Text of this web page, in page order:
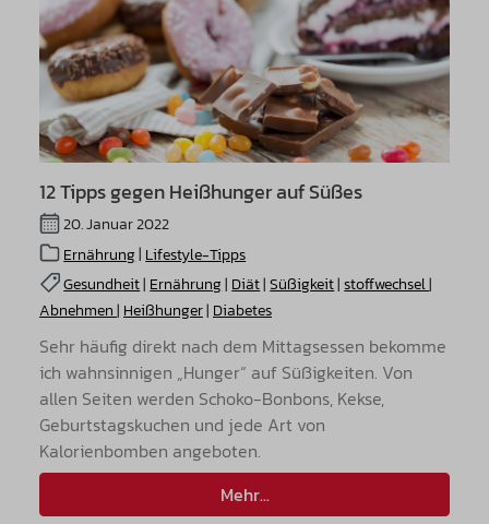
12 Tipps gegen Heißhunger auf Süßes
20. Januar 2022
Ernährung| Lifestyle-Tipps
Gesundheit| Ernährung| Diät|Süßigkeit|stoffwechsel|
Abnehmen| Heißhunger| Diabetes
Sehr häufig direkt nach dem Mittagsessen bekomme
ich wahnsinnigen „Hunger“ auf Süßigkeiten. Von
allen Seiten werden Schoko-Bonbons, Kekse,
Geburtstagskuchen und jede Art von
Kalorienbomben angeboten.
Mehr...